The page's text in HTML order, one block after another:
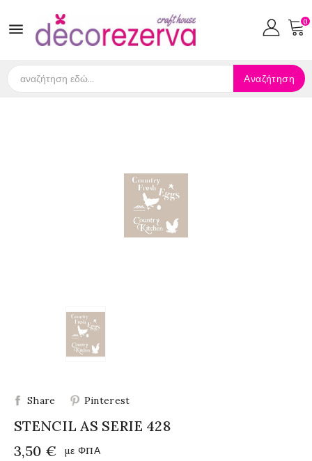
 0
Αναζήτηση
Share Pinterest
STENCIL AS SERIE 428
3,50 €
με ΦΠΑ